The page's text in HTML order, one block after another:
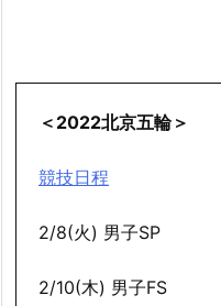
＜2022北京五輪＞
競技日程
2/8(火) 男子SP
2/10(木) 男子FS